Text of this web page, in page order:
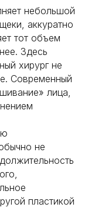
небольшой
аккуратно
тот объем
Здесь
хирург не
Современный
лица,
не
пластикой